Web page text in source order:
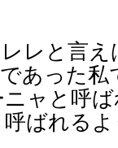
レと言
あった私
ャと呼
ばれる